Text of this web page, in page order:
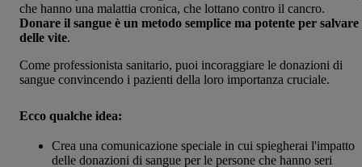
che hanno una malattia cronica, che lottano contro il cancro.
Donare il sangue è un metodo semplice ma potente per salvare
delle vite.
Come professionista sanitario, puoi incoraggiare le donazioni di
sangue convincendo i pazienti della loro importanza cruciale.
Ecco qualche idea:
Crea una comunicazione speciale in cui spiegherai l'impatto
delle donazioni di sangue per le persone che hanno seri